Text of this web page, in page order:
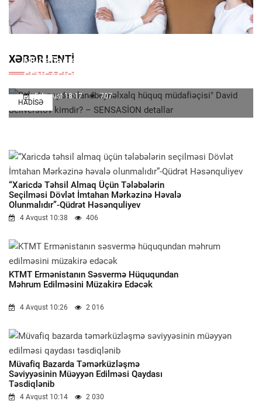
XƏBƏR LENTI
HADISƏ
Müdafiəçisi" David Seliverstov Kimdir? –
SENSASİON Detallar
5 Avqust 18:17 707
“Xaricdə Təhsil Almaq Üçün Tələbələrin
Seçilməsi Dövlət İmtahan Mərkəzinə Həvalə
Olunmalıdır”-Qüdrət Həsənquliyev
4 Avqust 10:38 406
KTMT Ermənistanın Səsvermə Hüququndan
Məhrum Edilməsini Müzakirə Edəcək
4 Avqust 10:26 2 016
Müvafiq Bazarda Təmərküzləşmə
Səviyyəsinin Müəyyən Edilməsi Qaydası
Təsdiqlənib
4 Avqust 10:14 2 030